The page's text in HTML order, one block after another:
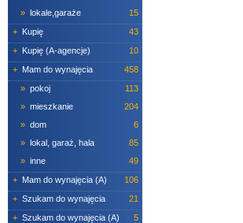
» lokale,garaże
15
+ Kupię
43
+ Kupię (A-agencje)
10
+ Mam do wynajęcia
458
» pokoj
113
» mieszkanie
204
» dom
6
» lokal, garaż, hala
85
» inne
49
+ Mam do wynajęcia (A)
106
+ Szukam do wynajęcia
21
+ Szukam do wynajęcia (A)
5